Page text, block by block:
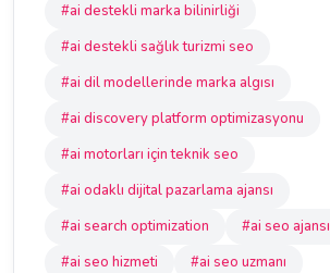
#ai destekli marka bilinirliği
#ai destekli sağlık turizmi seo
#ai dil modellerinde marka algısı
#ai discovery platform optimizasyonu
#ai motorları için teknik seo
#ai odaklı dijital pazarlama ajansı
#ai search optimization
#ai seo ajansı
#ai seo hizmeti
#ai seo uzmanı